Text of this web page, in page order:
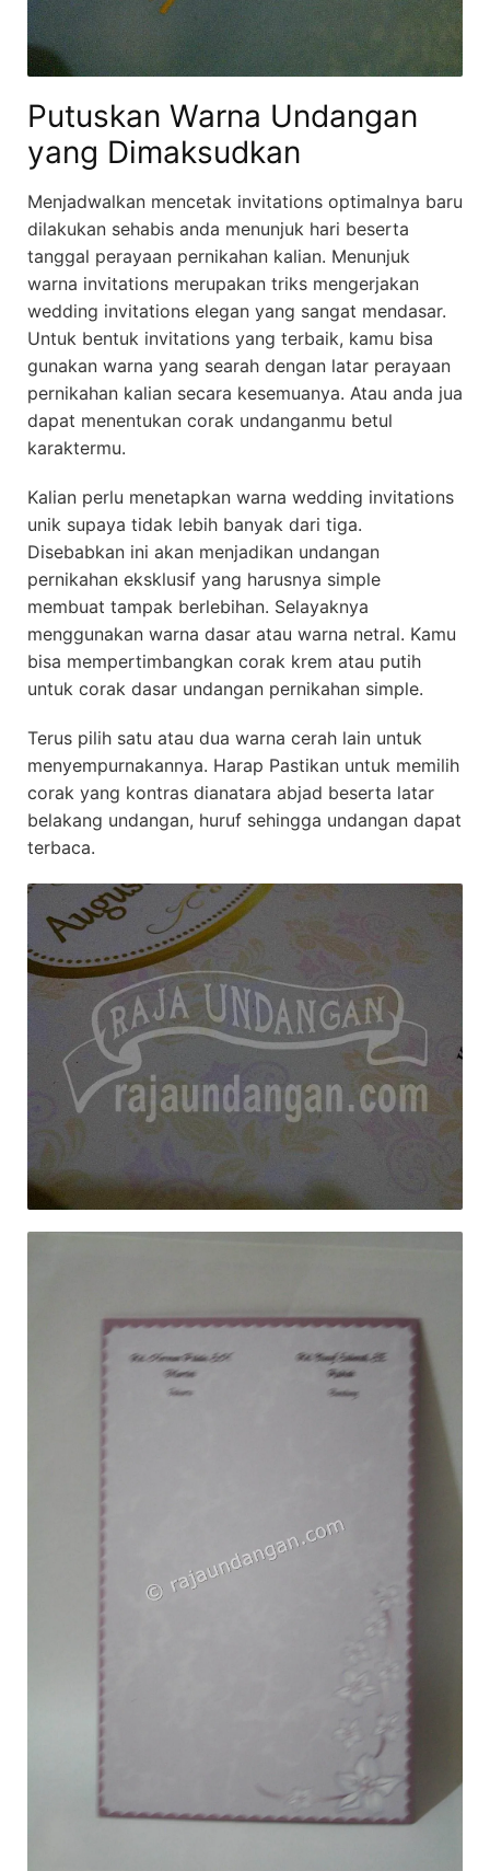
Putuskan Warna Undangan
yang Dimaksudkan
Menjadwalkan mencetak invitations optimalnya baru
dilakukan sehabis anda menunjuk hari beserta
tanggal perayaan pernikahan kalian. Menunjuk
warna invitations merupakan triks mengerjakan
wedding invitations elegan yang sangat mendasar.
Untuk bentuk invitations yang terbaik, kamu bisa
gunakan warna yang searah dengan latar perayaan
pernikahan kalian secara kesemuanya. Atau anda jua
dapat menentukan corak undanganmu betul
karaktermu.
Kalian perlu menetapkan warna wedding invitations
unik supaya tidak lebih banyak dari tiga.
Disebabkan ini akan menjadikan undangan
pernikahan eksklusif yang harusnya simple
membuat tampak berlebihan. Selayaknya
menggunakan warna dasar atau warna netral. Kamu
bisa mempertimbangkan corak krem atau putih
untuk corak dasar undangan pernikahan simple.
Terus pilih satu atau dua warna cerah lain untuk
menyempurnakannya. Harap Pastikan untuk memilih
corak yang kontras dianatara abjad beserta latar
belakang undangan, huruf sehingga undangan dapat
terbaca.